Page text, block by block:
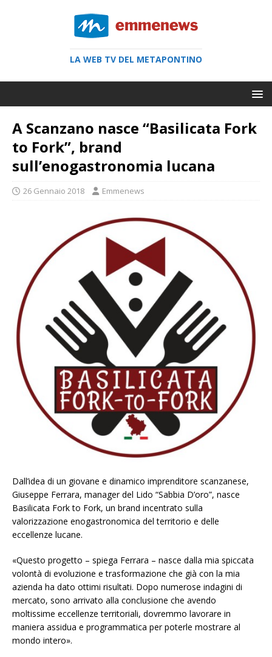
LA WEB TV DEL METAPONTINO
A Scanzano nasce “Basilicata Fork
to Fork”, brand
sull’enogastronomia lucana
26 Gennaio 2018 Emmenews
Dall’idea di un giovane e dinamico imprenditore scanzanese,
Giuseppe Ferrara, manager del Lido “Sabbia D’oro”, nasce
Basilicata Fork to Fork, un brand incentrato sulla
valorizzazione enogastronomica del territorio e delle
eccellenze lucane.
«Questo progetto – spiega Ferrara – nasce dalla mia spiccata
volontà di evoluzione e trasformazione che già con la mia
azienda ha dato ottimi risultati. Dopo numerose indagini di
mercato, sono arrivato alla conclusione che avendo
moltissime eccellenze territoriali, dovremmo lavorare in
maniera assidua e programmatica per poterle mostrare al
mondo intero».